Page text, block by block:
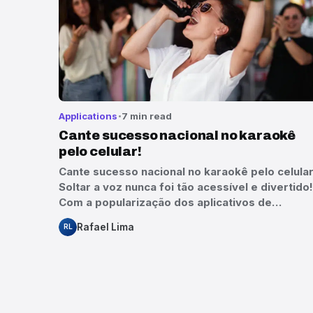
Applications 7 min read
Cante sucesso nacional no karaokê
pelo celular!
Cante sucesso nacional no karaokê pelo
Soltar a voz nunca foi tão acessível e divertido!
Com a popularização dos aplicativos de…
RL Rafael Lima